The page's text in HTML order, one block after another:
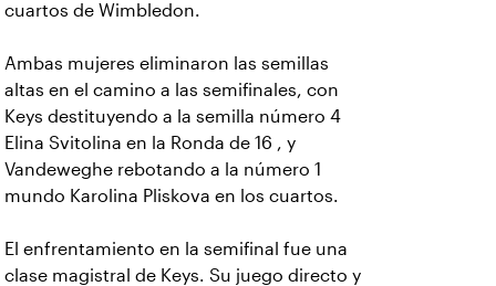
cuartos de Wimbledon.
Ambas mujeres eliminaron las semillas
altas en el camino a las semifinales, con
Keys destituyendo a la semilla número 4
Elina Svitolina en la Ronda de 16 , y
Vandeweghe rebotando a la número 1
mundo Karolina Pliskova en los cuartos.
El enfrentamiento en la semifinal fue una
clase magistral de Keys. Su juego directo y